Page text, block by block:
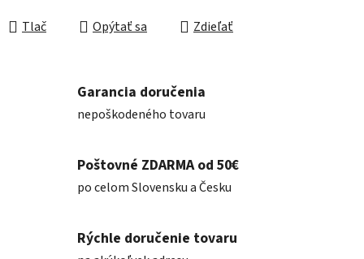
Tlač Opýtať sa Zdieľať
Garancia doručenia
nepoškodeného tovaru
Poštovné ZDARMA od 50€
po celom Slovensku a Česku
Rýchle doručenie tovaru